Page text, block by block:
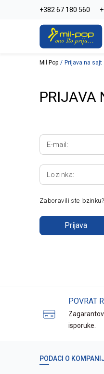
+382 67 180 560
La Plage peškiri do -30%
Mil Pop Prijava na sajt
PRIJAVA
E-mail:
Lozinka:
Zaboravili ste lozinku?
Prijava
POVRAT
isporuke.
PODACI O